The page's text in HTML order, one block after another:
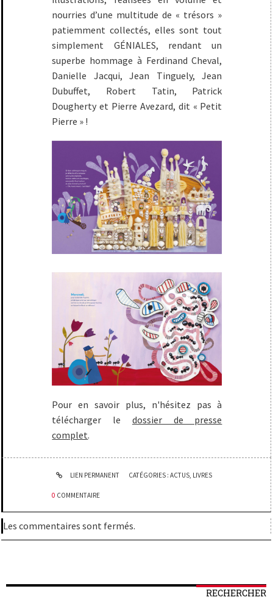
nourries d’une multitude de « trésors »
patiemment collectés, elles sont tout
simplement GÉNIALES, rendant un
superbe hommage à Ferdinand Cheval,
Danielle Jacqui, Jean Tinguely, Jean
Dubuffet, Robert Tatin, Patrick
Dougherty et Pierre Avezard, dit « Petit
Pierre » !
Pour en savoir plus, n'hésitez pas à
télécharger le dossier de presse
complet.
LIEN PERMANENT CATÉGORIES :ACTUS LIVRES
0 COMMENTAIRE
Les commentaires sont fermés.
RECHERCHER